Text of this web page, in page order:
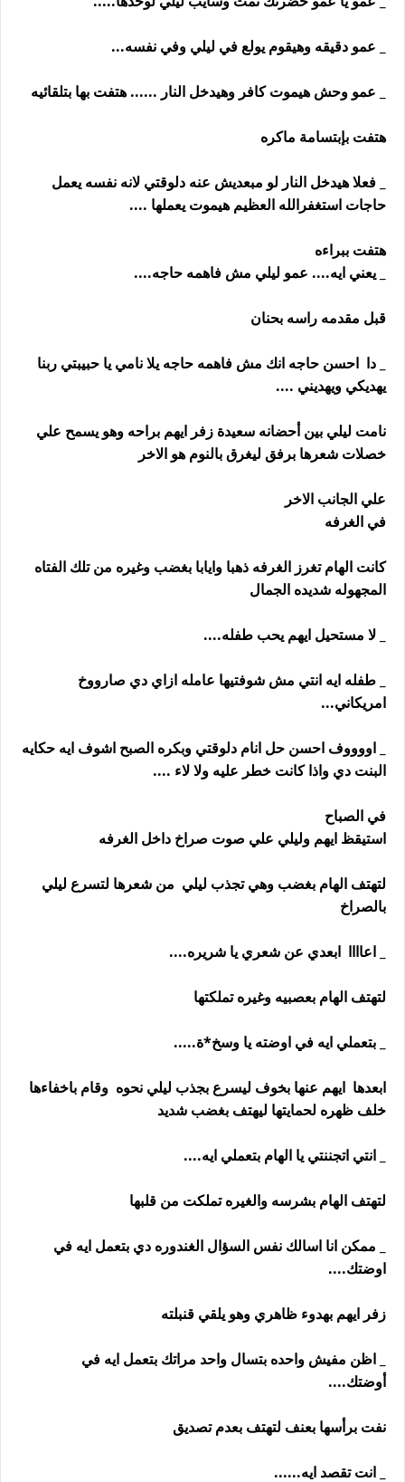
_ عمو دقيقه وهيقوم يولع في ليلي وفي نفسه...
_ عمو وحش هيموت كافر وهيدخل النار ...... هتفت بها بتلقائيه
هتفت بإبتسامة ماكره
_ فعلا هيدخل النار لو مبعديش عنه دلوقتي لانه نفسه يعمل
حاجات استغفرالله العظيم هيموت يعملها ....
هتفت ببراءه
_ يعني ايه.... عمو ليلي مش فاهمه حاجه....
قبل مقدمه راسه بحنان
_ دا احسن حاجه انك مش فاهمه حاجه يلا نامي يا حبيبتي ربنا
يهديكي ويهديني ....
نامت ليلي بين أحضانه سعيدة زفر ايهم براحه وهو يسمح علي
خصلات شعرها برفق ليغرق بالنوم هو الاخر
علي الجانب الاخر
في الغرفه
كانت الهام تغرز الغرفه ذهبا وايابا بغضب وغيره من تلك الفتاه
المجهوله شديده الجمال
_ لا مستحيل ايهم يحب طفله....
_ طفله ايه انتي مش شوفتيها عامله ازاي دي صارووخ
امريكاني...
_ اووووف احسن حل انام دلوقتي وبكره الصبح اشوف ايه حكايه
البنت دي واذا كانت خطر عليه ولا لاء ....
في الصباح
استيقظ ايهم وليلي علي صوت صراخ داخل الغرفه
لتهتف الهام بغضب وهي تجذب ليلي من شعرها لتسرع ليلي
بالصراخ
_ اعاااا ابعدي عن شعري يا شريره....
لتهتف الهام بعصبيه وغيره تملكتها
_ بتعملي ايه في اوضته يا وسخ*ة.....
ابعدها ايهم عنها بخوف ليسرع بجذب ليلي نحوه وقام باخفاءها
خلف ظهره لحمايتها ليهتف بغضب شديد
_ انتي اتجننتي يا الهام بتعملي ايه....
لتهتف الهام بشرسه والغيره تملكت من قلبها
_ ممكن انا اسالك نفس السؤال الغندوره دي بتعمل ايه في
اوضتك....
زفر ايهم بهدوء ظاهري وهو يلقي قنبلته
_ اظن مفيش واحده بتسال واحد مراتك بتعمل ايه في
أوضتك....
نفت برأسها بعنف لتهتف بعدم تصديق
_ انت تقصد ايه......